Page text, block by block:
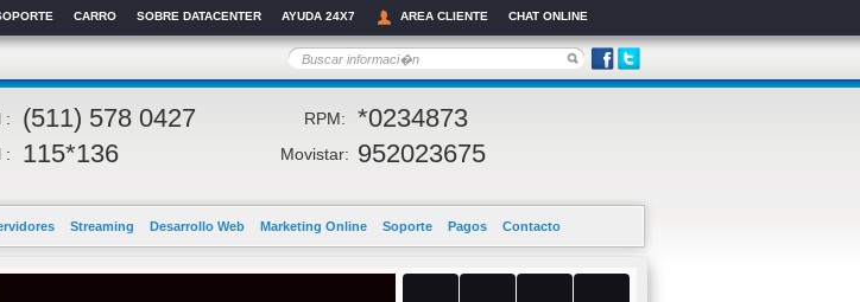
CARRO SOBRE DATACENTER AYUDA 24X7 AREA CLIENTE CHAT ONLINE
: (511) 578 0427
: 115*136
RPM: *0234873
Movistar: 952023675
Streaming Desarrollo Web Marketing Online Soporte Pagos Contacto